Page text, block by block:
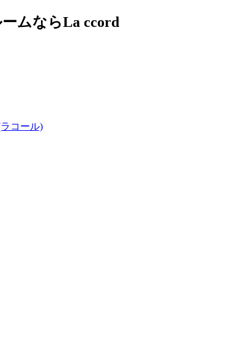
ムならLa ccord